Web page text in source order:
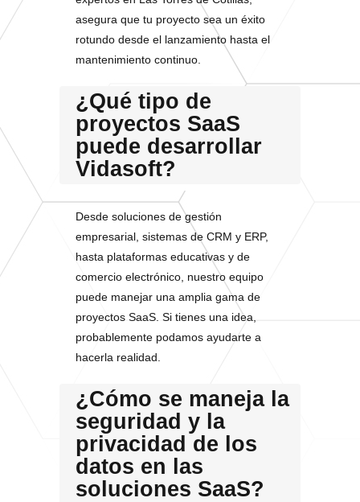
asegura que tu proyecto sea un éxito
rotundo desde el lanzamiento hasta el
mantenimiento continuo.
¿Qué tipo de
proyectos SaaS
puede desarrollar
Vidasoft?
Desde soluciones de gestión
empresarial, sistemas de CRM y ERP,
hasta plataformas educativas y de
comercio electrónico, nuestro equipo
puede manejar una amplia gama de
proyectos SaaS. Si tienes una idea,
probablemente podamos ayudarte a
hacerla realidad.
¿Cómo se maneja la
seguridad y la
privacidad de los
datos en las
soluciones SaaS?